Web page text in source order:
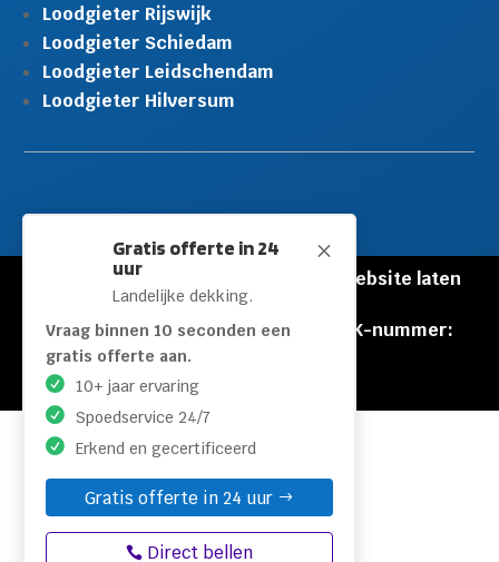
M
Gratis offerte in 24
uur
Landelijke dekking.
Vraag binnen 10 seconden een
gratis offerte aan.
10+ jaar ervaring
Spoedservice 24/7
Erkend en gecertificeerd
Gratis offerte in 24 uur
Direct bellen
Loodgieter Rijswijk
Loodgieter Schiedam
Loodgieter Leidschendam
Loodgieter Hilversum
© Copyright Loodgieters Kwartier |
Website laten
maken door Flexamedia
Privacyverklaring|Disclaimer
KVK-nummer: